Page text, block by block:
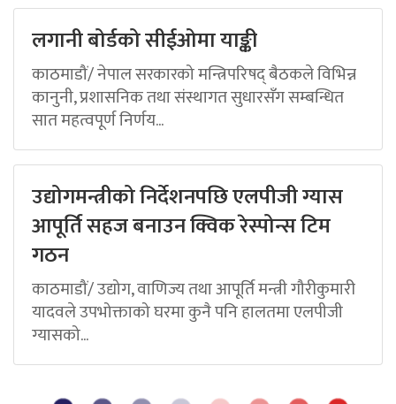
लगानी बोर्डको सीईओमा याङ्की
काठमाडौं/ नेपाल सरकारको मन्त्रिपरिषद् बैठकले विभिन्न
कानुनी, प्रशासनिक तथा संस्थागत सुधारसँग सम्बन्धित
सात महत्वपूर्ण निर्णय...
उद्योगमन्त्रीको निर्देशनपछि एलपीजी ग्यास
आपूर्ति सहज बनाउन क्विक रेस्पोन्स टिम
गठन
काठमाडौं/ उद्योग, वाणिज्य तथा आपूर्ति मन्त्री गौरीकुमारी
यादवले उपभोक्ताको घरमा कुनै पनि हालतमा एलपीजी
ग्यासको...